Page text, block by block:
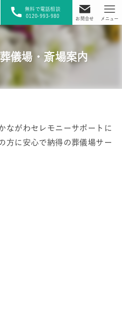
無料で電話相談
0120-993-980
お問合せ メニュー
儀場・斎場案内
ながわセレモニーサポートに
方に安心で納得の葬儀場サー